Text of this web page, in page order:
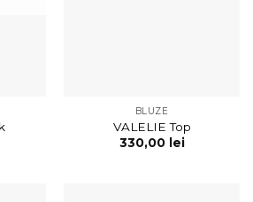
BLUZE
VALELIE Top
330,00
lei